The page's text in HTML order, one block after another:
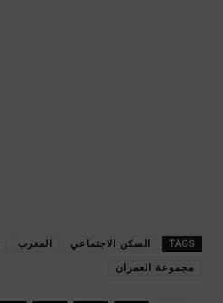
TAGS السكن الاجتماعي المغرب
مجموعة العمران